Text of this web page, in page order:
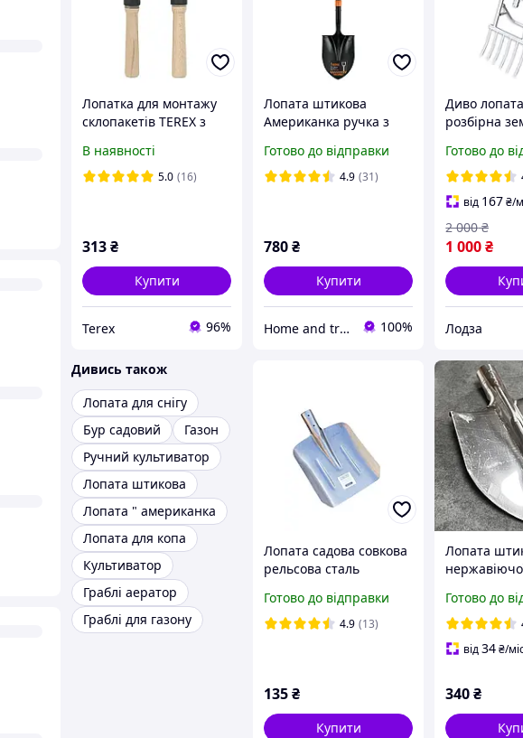
Лопатка для монтажу
склопакетів TEREX з
В наявності
5.0 (16)
313₴
Купити
Terex 96%
Лопата штикова
Американка ручка з
Truper
Готово до відправки
4.9 (31)
780₴
Купити
Home and travel 100%
Диво
розбірна
на 6 зубів,
ПОСИЛЕНІ
Готово до
від 167₴/
1 000₴
2 000 ₴
Лодза
Дивись також
Лопата для снігу
Бур садовий
Газон
Ручний культиватор
Лопата штикова
Лопата " американка
Лопата для копа
Культиватор
Граблі аератор
Граблі для газону
Лопата садова совкова
рельсова сталь
Pro Словенія
Готово до відправки
4.9 (13)
135₴
Купити
Лопата
Готово до
від34₴/
340₴